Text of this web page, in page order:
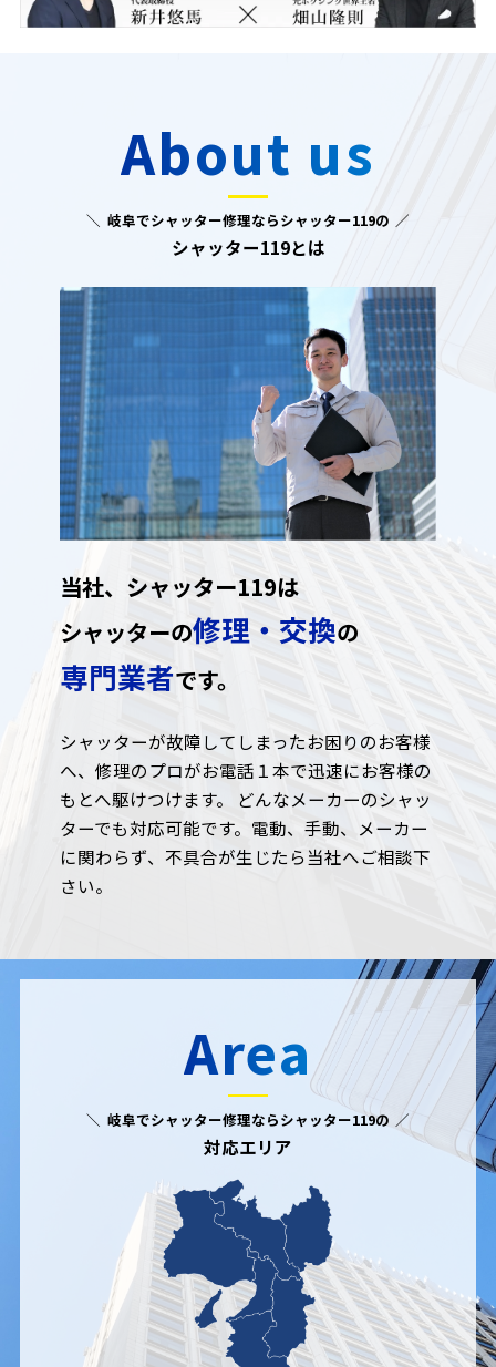
About us
岐阜でシャッター修理ならシャッター119の
シャッター119とは
当社、シャッター119は
シャッターの修理・交換の
専門業者です。
シャッターが故障してしまったお困りのお客様
へ、修理のプロがお電話１本で迅速にお客様の
もとへ駆けつけます。 どんなメーカーのシャッ
ターでも対応可能です。電動、手動、メーカー
に関わらず、不具合が生じたら当社へご相談下
さい。
Area
岐阜でシャッター修理ならシャッター119の
対応エリア